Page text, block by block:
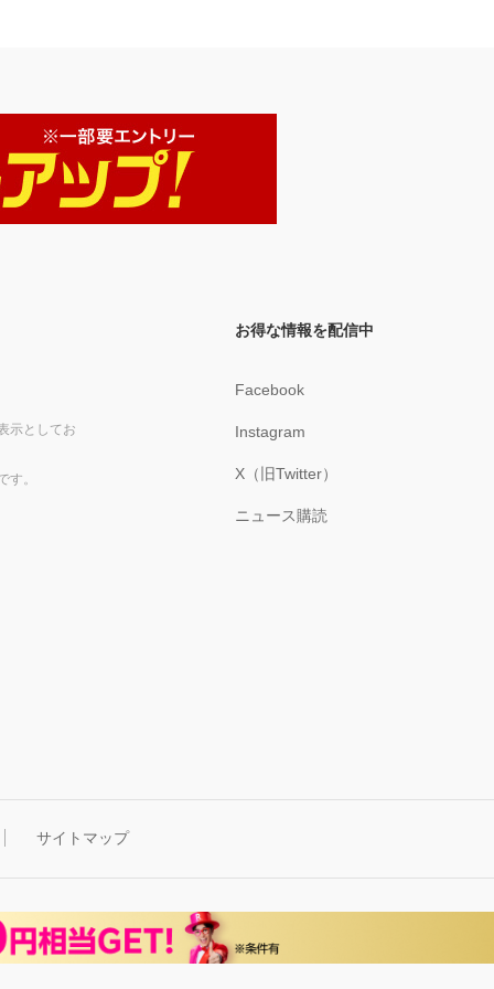
示としてお
す。
お得な情報を配信中
Facebook
Instagram
X（旧Twitter）
ニュース購読
サイトマップ